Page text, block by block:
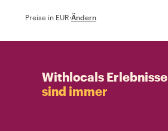
Preise in EUR·Ändern
Withlocals Erlebnisse
sind immer